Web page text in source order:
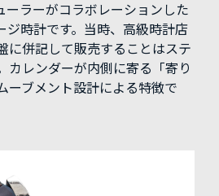
ーラーがコラボレーションした
ジ時計です。当時、高級時計店
に併記して販売することはステ
カレンダーが内側に寄る「寄り
ーブメント設計による特徴で